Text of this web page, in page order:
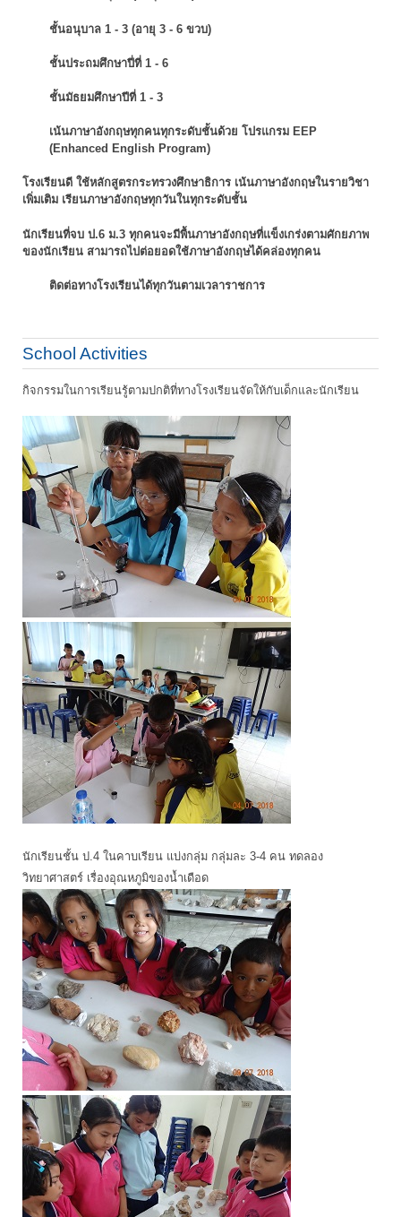
ชั้นอนุบาล 1 - 3 (อายุ 3 - 6 ขวบ)
ชั้นประถมศึกษาปี่ที่ 1 - 6
ชั้นมัธยมศึกษาปีที่ 1 - 3
เน้นภาษาอังกฤษทุกคนทุกระดับชั้นด้วย โปรแกรม EEP
(Enhanced English Program)
โรงเรียนดี ใช้หลักสูตรกระทรวงศึกษาธิการ เน้นภาษาอังกฤษในรายวิชา
เพิ่มเติม เรียนภาษาอังกฤษทุกวันในทุกระดับชั้น
นักเรียนที่จบ ป.6 ม.3 ทุกคนจะมีพื้นภาษาอังกฤษที่แข็งเกร่งตามศักยภาพ
ของนักเรียน สามารถไปต่อยอดใช้ภาษาอังกฤษได้คล่องทุกคน
ติดต่อทางโรงเรียนได้ทุกวันตามเวลาราชการ
School Activities
กิจกรรมในการเรียนรู้ตามปกติที่ทางโรงเรียนจัดให้กับเด็กและนักเรียน
นักเรียนชั้น ป.4 ในคาบเรียน แบ่งกลุ่ม กลุ่มละ 3-4 คน ทดลอง
วิทยาศาสตร์ เรื่องอุณหภูมิของน้ำเดือด